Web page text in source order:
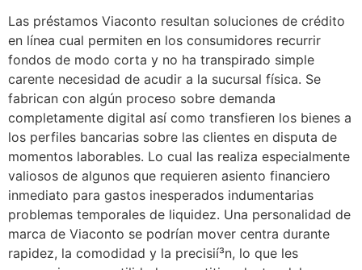
Las préstamos Viaconto resultan soluciones de crédito
en línea cual permiten en los consumidores recurrir
fondos de modo corta y no ha transpirado simple
carente necesidad de acudir a la sucursal física. Se
fabrican con algún proceso sobre demanda
completamente digital así­ como transfieren los bienes a
los perfiles bancarias sobre las clientes en disputa de
momentos laborables. Lo cual las realiza especialmente
valiosos de algunos que requieren asiento financiero
inmediato para gastos inesperados indumentarias
problemas temporales de liquidez. Una personalidad de
marca de Viaconto se podrí­an mover centra durante
rapidez, la comodidad y la precisií³n, lo que les